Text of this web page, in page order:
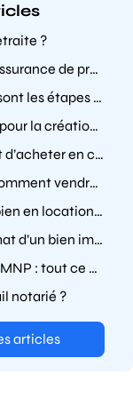
?
Le guide complet sur l'assurance de prêt immobilier pour les seniors
Investir en SCI : quelles sont les étapes à suivre ?
L'expertise d'un notaire pour la création de votre entreprise
Que dois-je savoir avant d’acheter en copropriété ?
Propriétaires à Liège : comment vendre un immeuble occupé en toute légalité ?
Je souhaite louer mon bien en location meublée touristique, que dois-je savoir ?
Comment financer l’achat d’un bien immobilier ?
La définition du statut LMNP : tout ce que vous devez savoir
notarié ?
articles